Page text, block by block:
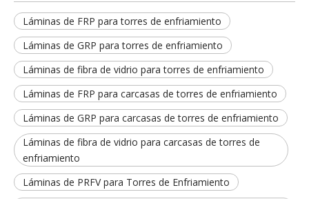
Láminas de FRP para torres de enfriamiento
Láminas de GRP para torres de enfriamiento
Láminas de fibra de vidrio para torres de enfriamiento
Láminas de FRP para carcasas de torres de enfriamiento
Láminas de GRP para carcasas de torres de enfriamiento
Láminas de fibra de vidrio para carcasas de torres de
enfriamiento
Láminas de PRFV para Torres de Enfriamiento